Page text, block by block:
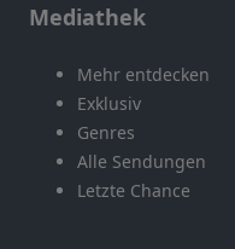
Mediathek
Mehr entdecken
Exklusiv
Genres
Alle Sendungen
Letzte Chance